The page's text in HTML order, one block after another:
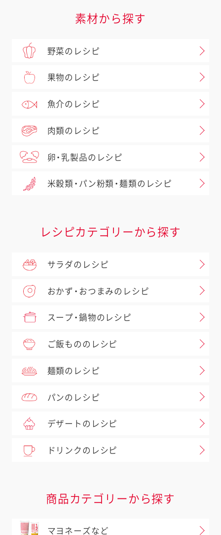
素材から探す
野菜のレシピ
果物のレシピ
魚介のレシピ
肉類のレシピ
卵・乳製品のレシピ
米穀類・パン粉類・麺類のレシピ
レシピカテゴリーから探す
サラダのレシピ
おかず・おつまみのレシピ
スープ・鍋物のレシピ
ご飯もののレシピ
麺類のレシピ
パンのレシピ
デザートのレシピ
ドリンクのレシピ
商品カテゴリーから探す
マヨネーズなど